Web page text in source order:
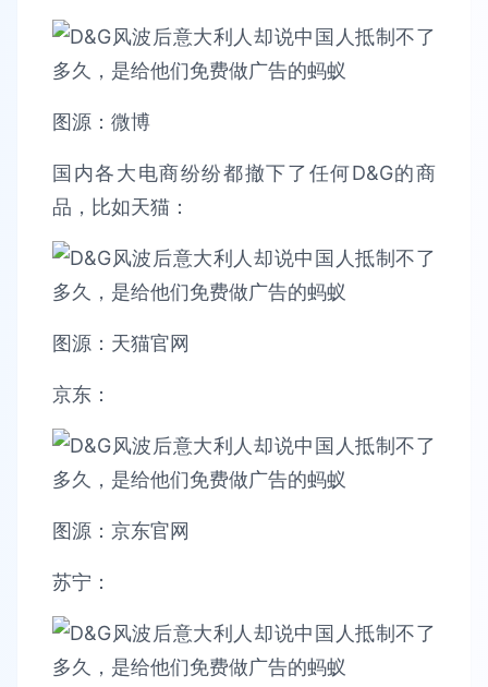
图源：微博
国内各大电商纷纷都撤下了任何D&G的商
品，比如天猫：
图源：天猫官网
京东：
图源：京东官网
苏宁：